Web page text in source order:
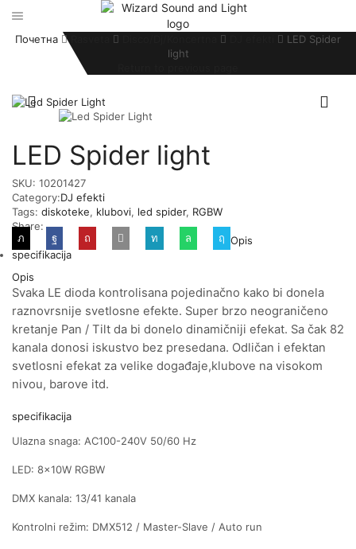
Почетна
LED Spider
light
LED Spider light
SKU: 10201427
Category:DJ efekti
Tags: diskoteke, klubovi, led spider, RGBW
Share:
Opis
specifikacija
Opis
Svaka LE dioda kontrolisana pojedinačno kako bi donela
raznovrsnije svetlosne efekte. Super brzo neograničeno
kretanje Pan / Tilt da bi donelo dinamičniji efekat. Sa čak 82
kanala donosi iskustvo bez presedana. Odličan i efektan
svetlosni efekat za velike događaje,klubove na visokom
nivou, barove itd.
specifikacija
Ulazna snaga: AC100-240V 50/60 Hz
LED: 8x10W RGBW
DMX kanala: 13/41 kanala
Kontrolni režim: DMX512 / Master-Slave / Auto run